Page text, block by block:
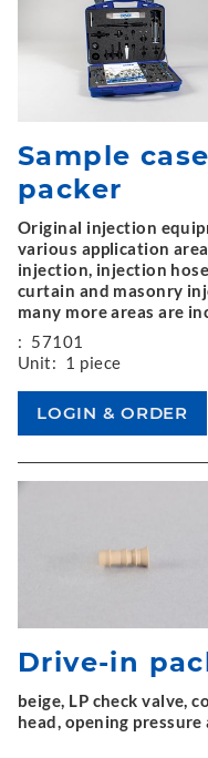
Sample
packer
Original injection
various application
injection, injection
curtain and masonry
many more areas are
: 57101
Unit: 1 piece
Drive-in
beige, LP check valve,
head, opening pressure